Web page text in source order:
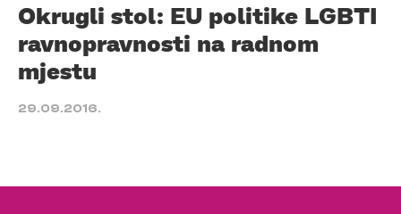
Okrugli stol: EU politike LGBTI
ravnopravnosti na radnom
mjestu
29.09.2016.